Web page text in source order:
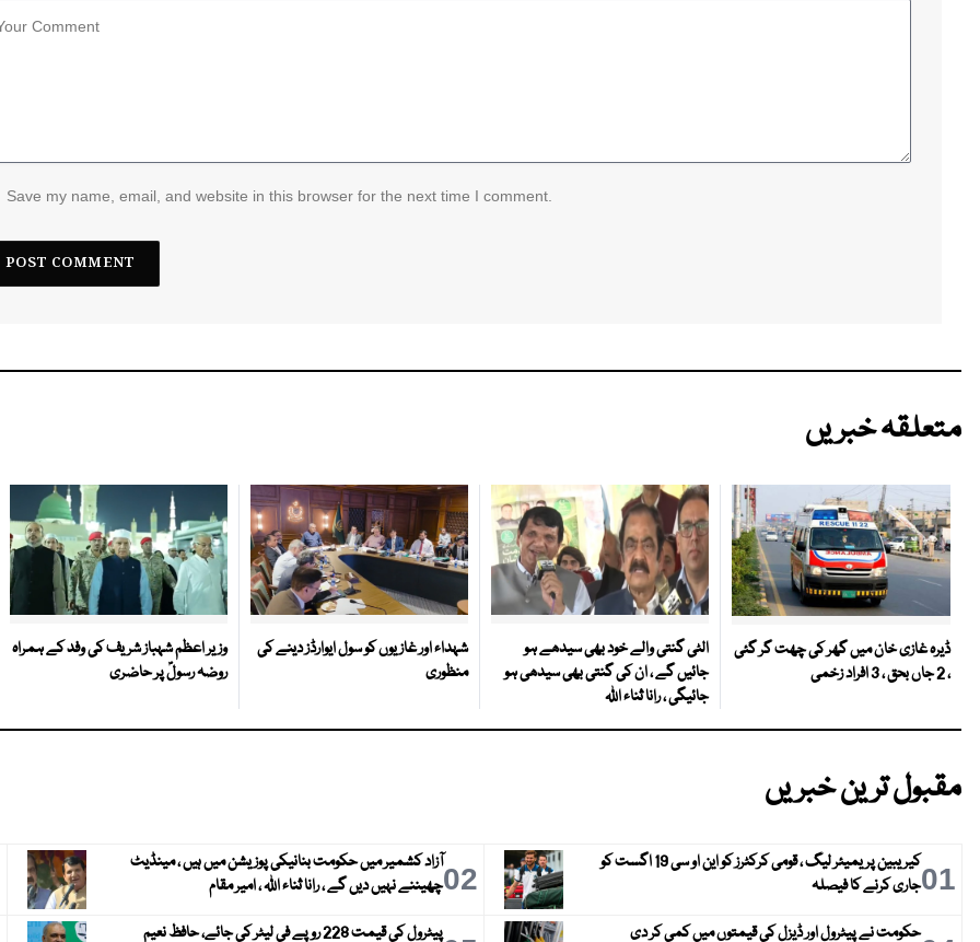
Save my name, email, and website in this browser for the next time I comment.
متعلقہ خبریں
ڈیرہ غازی خان میں گھر کی چھت گر گئی
، 2 جاں بحق ، 3 افراد زخمی
الٹی گنتی والے خود بھی سیدھے ہو
جائیں گے ، ان کی گنتی بھی سیدھی ہو
جائیگی ، رانا ثناء اللہ
شہداء اور غازیوں کو سول ایوارڈز دینے کی
منظوری
وزیر اعظم شہباز شریف کی وفد کے ہمراہ
روضہ رسولؐ پر حاضری
مقبول ترین خبریں
01
کیریبین پریمیئر لیگ ، قومی کرکٹرز کو این او سی 19 اگست کو
جاری کرنے کا فیصلہ
02آزاد کشمیر میں حکومت بنانیکی پوزیشن میں ہیں ، مینڈیٹ
چھیننے نہیں دیں گے ، رانا ثناء اللہ ، امیر مقام
حکومت نے پیٹرول اور ڈیزل کی قیمتوں میں کمی کر دی
پیٹرول کی قیمت 228 روپے فی لیٹر کی جائے، حافظ نعیم